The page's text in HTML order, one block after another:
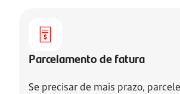
Parcelamento de fatura
Se precisar de mais prazo,